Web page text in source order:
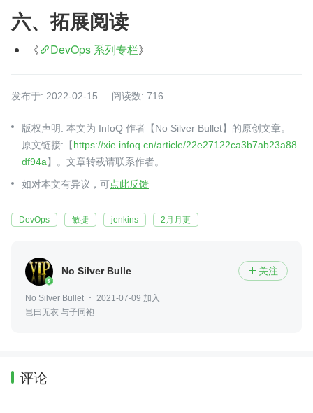
六、拓展阅读
《 DevOps 系列专栏》
发布于: 2022-02-15 阅读数: 716
版权声明: 本文为 InfoQ 作者【No Silver Bullet】的原创文章。
原文链接:【https://xie.infoq.cn/article/22e27122ca3b7ab23a88
df94a】。文章转载请联系作者。
如对本文有异议，可点此反馈
DevOps 敏捷 jenkins 2月月更
No Silver Bullet  关注
No Silver Bullet
2021-07-09 加入
岂曰无衣 与子同袍
评论